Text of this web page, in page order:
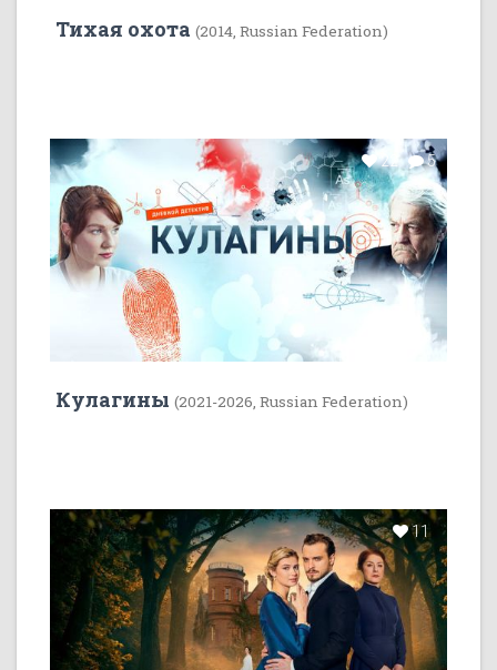
Тихая охота (2014, Russian Federation)
22 5
Кулагины (2021-2026, Russian Federation)
11